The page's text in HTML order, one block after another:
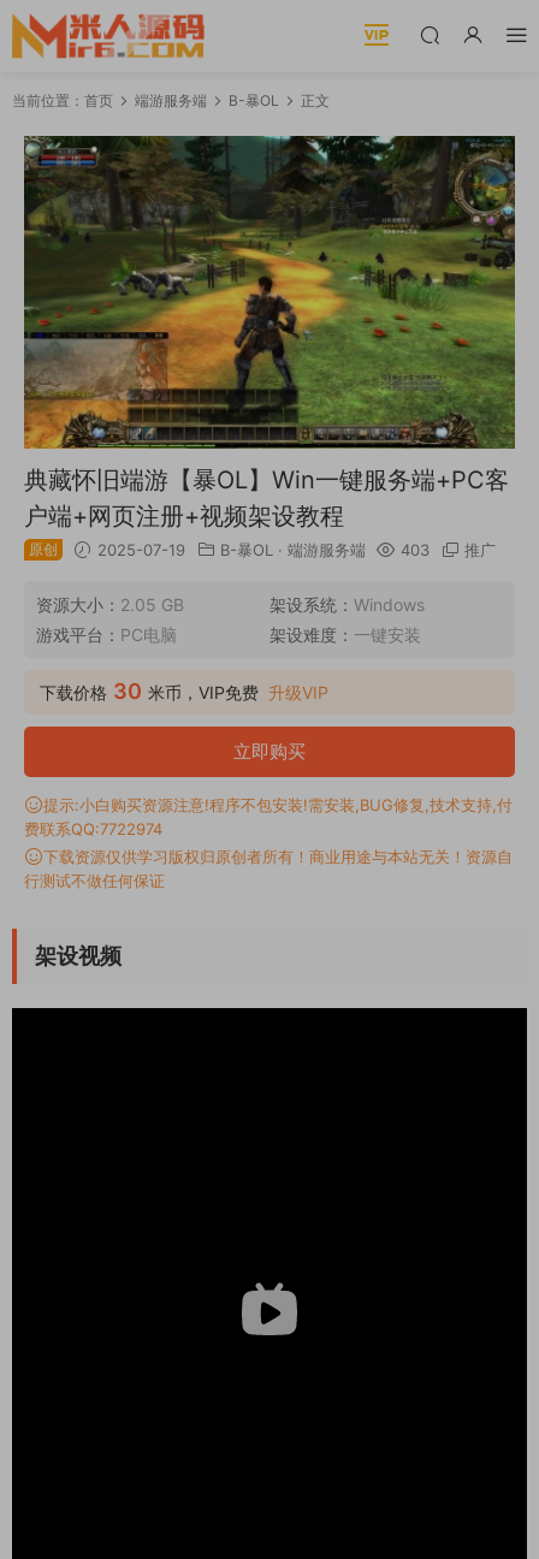
当前位置： 首页 端游服务端 B-暴OL 正文
典藏怀旧端游【暴OL】Win一键服务端+PC客
户端+网页注册+视频架设教程
原创 2025-07-19 B-暴OL · 端游服务端 403 推广
资源大小： 2.05 GB 架设系统： Windows
游戏平台： PC电脑 架设难度： 一键安装
下载价格 30 米币，VIP免费 升级VIP
立即购买
提示:小白购买资源注意!程序不包安装!需安装,BUG修复,技术支持,付
费联系QQ:7722974
下载资源仅供学习版权归原创者所有！商业用途与本站无关！资源自
行测试不做任何保证
架设视频